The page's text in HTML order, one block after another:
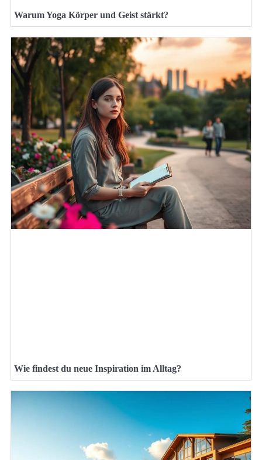
Warum Yoga Körper und Geist stärkt?
Wie findest du neue Inspiration im Alltag?